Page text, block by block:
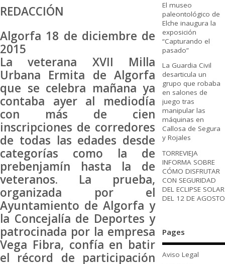
REDACCIÓN
Algorfa 18 de diciembre de
2015
La veterana XVII Milla
Urbana Ermita de Algorfa
que se celebra mañana ya
contaba ayer al mediodía
con más de cien
inscripciones de corredores
de todas las edades desde
categorías como la de
prebenjamín hasta la de
veteranos. La prueba,
organizada por el
Ayuntamiento de Algorfa y
la Concejalía de Deportes y
patrocinada por la empresa
Vega Fibra, confía en batir
el récord de participación
El museo
paleontológico de
Elche inaugura la
exposición
“Capturando el
pasado”
La Guardia Civil
desarticula un
grupo que robaba
en salones de
juego tras
manipular las
máquinas en
Callosa de Segura
y Rojales
TORREVIEJA
INFORMA SOBRE
CÓMO DISFRUTAR
CON SEGURIDAD
DEL ECLIPSE SOLAR
DEL 12 DE AGOSTO
Pages
Aviso Legal